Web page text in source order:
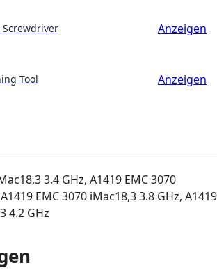
Anzeigen
Tool Anzeigen
3.4 GHz, A1419 EMC 3070
EMC 3070 iMac18,3 3.8 GHz, A1419
4.2 GHz